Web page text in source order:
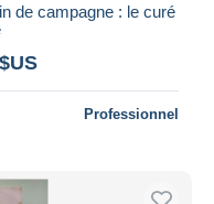
de campagne : le curé
Professionnel